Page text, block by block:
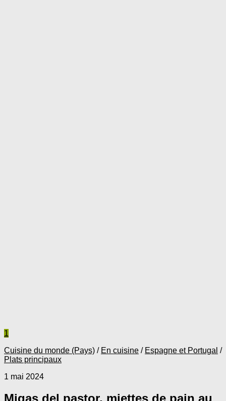
1
Cuisine du monde (Pays) / En cuisine / Espagne et Portugal /
Plats principaux
1 mai 2024
Migas del pastor, miettes de pain au